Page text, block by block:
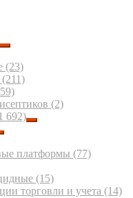
(23)
(211)
(2)
692)
платформы (77)
(15)
торговли и учета (14)